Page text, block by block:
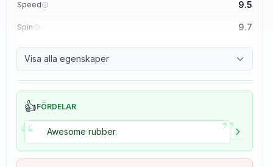
Speed 9.5
Spin 9.7
Visa alla egenskaper
👍FÖRDELAR
“ Awesome rubber. ”